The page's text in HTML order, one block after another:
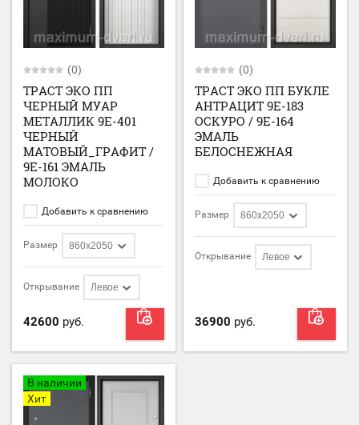
(0)
ТРАСТ ЭКО ПП
ЧЕРНЫЙ МУАР
МЕТАЛЛИК 9E-401
ЧЕРНЫЙ
МАТОВЫЙ_ГРАФИТ /
9E-161 ЭМАЛЬ
МОЛОКО
Добавить к сравнению
Размер 860х2050
Открывание Левое
42600 руб.
(0)
ТРАСТ ЭКО ПП БУКЛЕ
АНТРАЦИТ 9E-183
ОСКУРО / 9E-164
ЭМАЛЬ
БЕЛОСНЕЖНАЯ
Добавить к сравнению
Размер 860х2050
Открывание Левое
36900 руб.
В наличии
Хит